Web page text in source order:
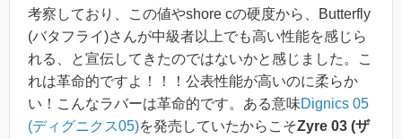
考察しており、この値やshore cの硬度から、Butterfly
(バタフライ)さんが中級者以上でも高い性能を感じら
れる、と宣伝してきたのではないかと感じました。こ
れは革命的ですよ！！！公表性能が高いのに柔らか
い！こんなラバーは革命的です。ある意味Dignics 05
(ディグニクス05)を発売していたからこそZyre 03 (ザ